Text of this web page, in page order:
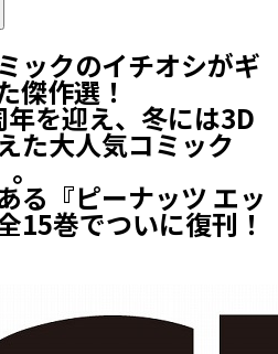
ックのイチオシがギ
傑作選！
を迎え、冬には3D
た大人気コミック
。
る『ピーナッツ エッ
15巻でついに復刊！